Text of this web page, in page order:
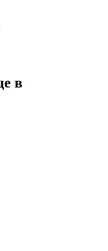
в